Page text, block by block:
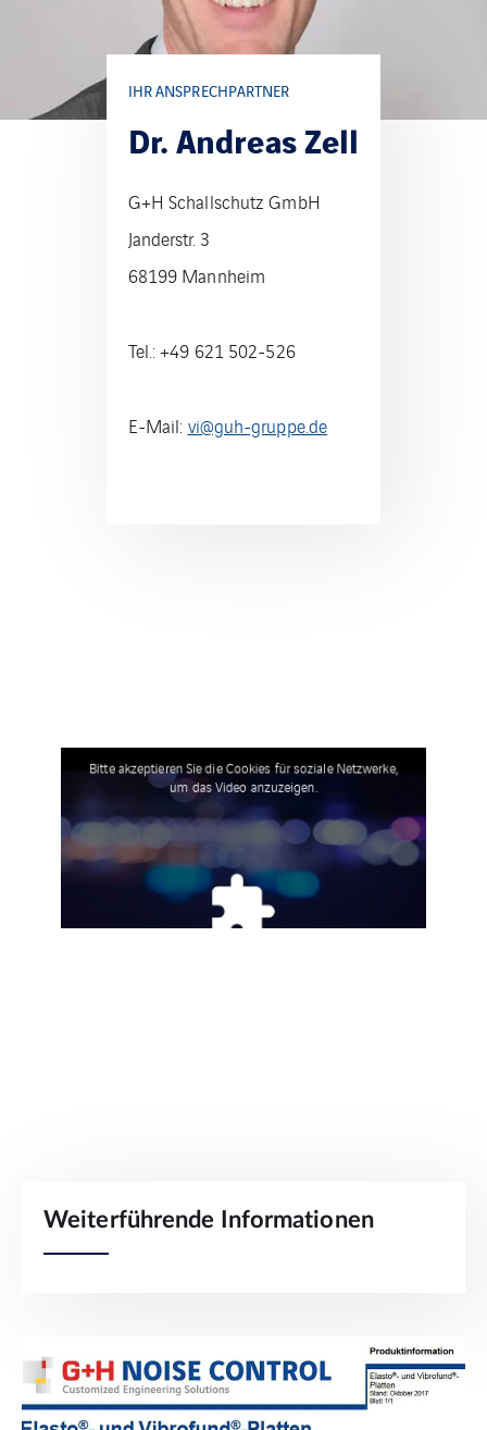
IHR ANSPRECHPARTNER
Dr. Andreas Zell
G+H Schallschutz GmbH
Janderstr. 3
68199 Mannheim
Tel.: +49 621 502-526
E-Mail: vi@guh-gruppe.de
Bitte akzeptieren Sie die Cookies für soziale Netzwerke,
um das Video anzuzeigen.
Weiterführende Informationen